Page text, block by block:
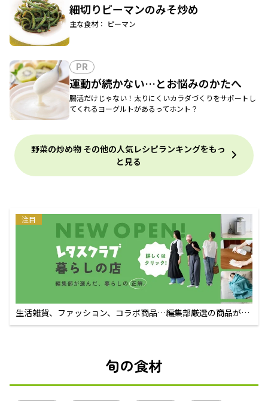
細切りピーマンのみそ炒め
主な食材： ピーマン
PR
運動が続かない…とお悩みのかたへ
腸活だけじゃない！太りにくいカラダづくりをサポートし
てくれるヨーグルトがあるってホント？
野菜の炒め物 その他の人気レシピランキングをもっ
と見る
注目
生活雑貨、ファッション、コラボ商品…編集部厳選の商品が買
えるECサイト
旬の食材